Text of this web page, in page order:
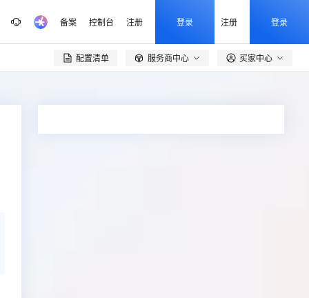
备案 控制台 注册 登录 注册 登录
配置清单  服务商中心 买家中心